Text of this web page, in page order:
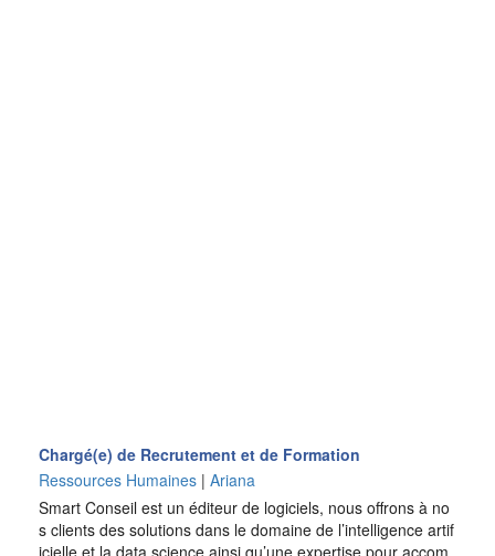
Chargé(e) de Recrutement et de Formation
Ressources Humaines | Ariana
Smart Conseil est un éditeur de logiciels, nous offrons à no
s clients des solutions dans le domaine de l’intelligence artif
icielle et la data science ainsi qu’une expertise pour accom